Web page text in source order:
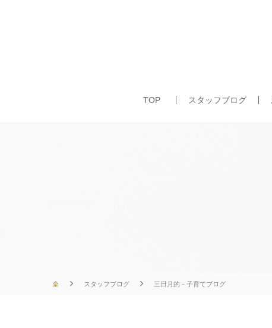
TOP スタッフブログ
スタッフブログ 三日月的－子育てブログ